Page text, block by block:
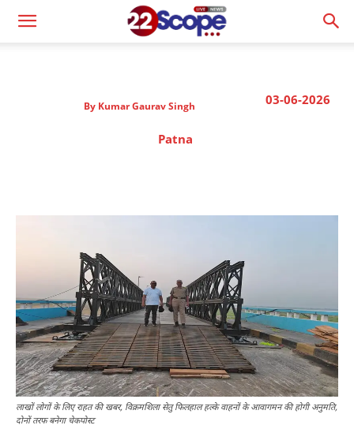
03-06-2026
By Kumar Gaurav Singh
Patna
लाखों लोगों के लिए राहत की खबर, विक्रमशिला सेतु फिलहाल हल्के वाहनों के आवागमन की होगी अनुमति,
दोनों तरफ बनेगा चेकपोस्ट